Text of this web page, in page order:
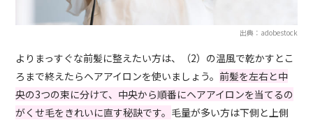
出典：adobestock
よりまっすぐな前髪に整えたい方は、（2）の温風で乾かすとこ
ろまで終えたらヘアアイロンを使いましょう。 前髪を左右と中
央の3つの束に分けて、中央から順番にヘアアイロンを当てるの
がくせ毛をきれいに直す秘訣です。 毛量が多い方は下側と上側